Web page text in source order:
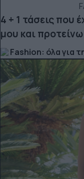
4 + 1 τάσεις που
μου και
Fashion: όλα για